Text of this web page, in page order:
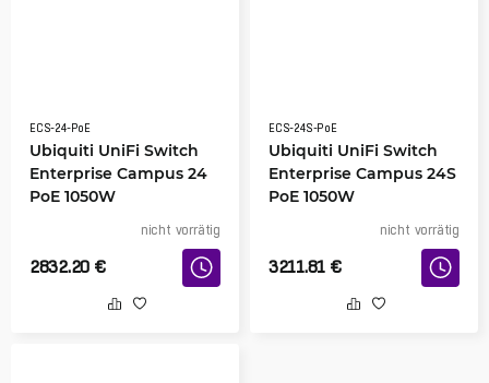
ECS-24-PoE
Ubiquiti UniFi Switch
Enterprise Campus 24
PoE 1050W
nicht vorrätig
2832.20 €
ECS-24S-PoE
Ubiquiti UniFi Switch
Enterprise Campus 24S
PoE 1050W
nicht vorrätig
3211.81 €